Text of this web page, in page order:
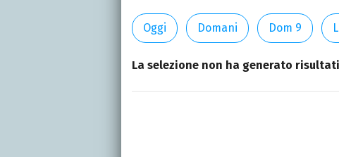
Oggi Domani Dom 9
La selezione non ha generato